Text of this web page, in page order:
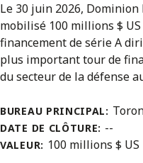
Le 30 juin 2026,
mobilisé 100 millions $
financement de série A
plus important tour de
du secteur de la défense
BUREAU PRINCIPAL:
DATE DE CLÔTURE: --
VALEUR: 100 millions $ US